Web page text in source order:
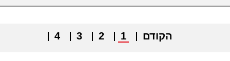
הקודם 1
2
3
4